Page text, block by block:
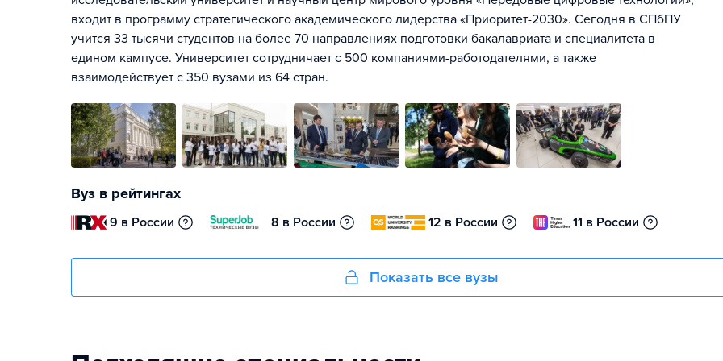
входит в программу стратегического академического лидерства «Приоритет-2030». Сегодня в СПбПУ
учится 33 тысячи студентов на более 70 направлениях подготовки бакалавриата и специалитета в
едином кампусе. Университет сотрудничает с 500 компаниями-работодателями, а также
взаимодействует с 350 вузами из 64 стран.
Вуз в рейтингах
9 в России 8 в России 12 в России 11 в России
Показать все вузы